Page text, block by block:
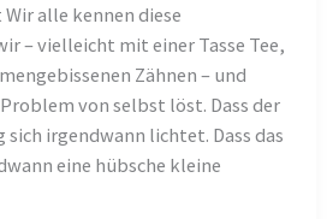
alle kennen diese
– vielleicht mit einer Tasse Tee,
Zähnen – und
von selbst löst. Dass der
sich irgendwann lichtet. Dass das
eine hübsche kleine